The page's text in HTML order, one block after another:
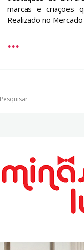
marcas e criações
Realizado no
Pesquisar